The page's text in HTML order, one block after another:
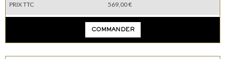
PRIX TTC
569,00 €
COMMANDER